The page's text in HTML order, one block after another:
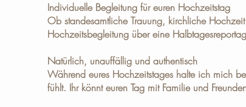
Individuelle Begleitung für euren Hochzeitstag
Ob standesamtliche Trauung, kirchliche
Hochzeitsbegleitung über eine
Natürlich, unauffällig und authentisch
Während eures Hochzeitstages halte ich mich
fühlt. Ihr könnt euren Tag mit Familie und